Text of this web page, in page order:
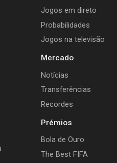
Jogos em direto
Probabilidades
Jogos na televisão
Mercado
Notícias
Transferências
Recordes
Prémios
Bola de Ouro
The Best FIFA